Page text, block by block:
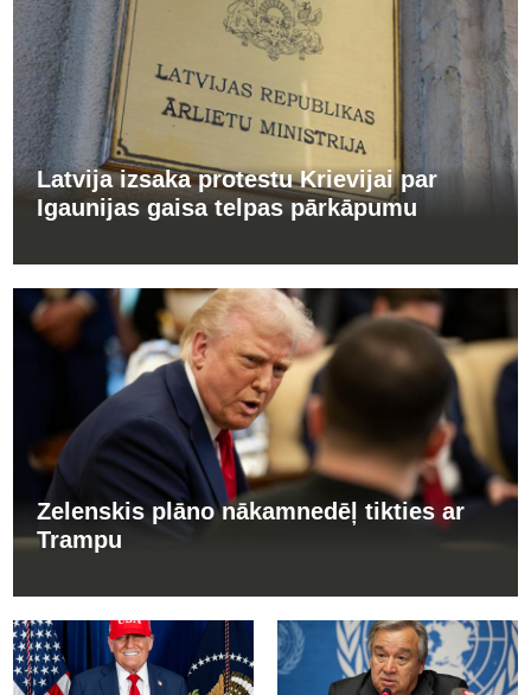
Latvija izsaka protestu Krievijai par
Igaunijas gaisa telpas pārkāpumu
Zelenskis plāno nākamnedēļ tikties ar
Trampu